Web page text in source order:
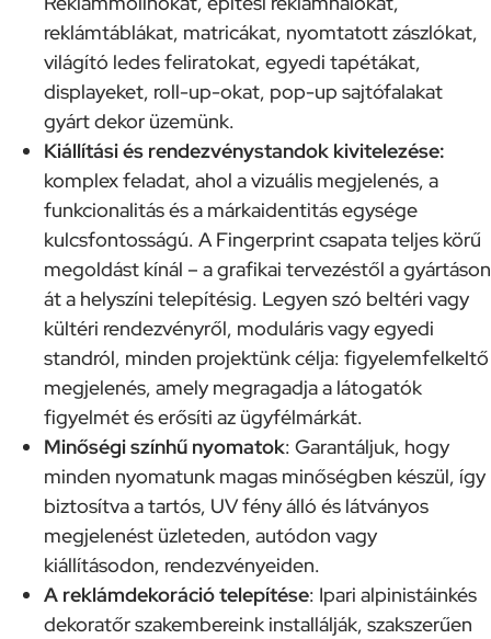
reklámtáblákat, matricákat, nyomtatott zászlókat,
világító ledes feliratokat, egyedi tapétákat,
displayeket, roll-up-okat, pop-up sajtófalakat
gyárt dekor üzemünk.
Kiállítási és rendezvénystandok kivitelezése:
komplex feladat, ahol a vizuális megjelenés, a
funkcionalitás és a márkaidentitás egysége
kulcsfontosságú. A Fingerprint csapata teljes körű
megoldást kínál – a grafikai tervezéstől a gyártáson
át a helyszíni telepítésig. Legyen szó beltéri vagy
kültéri rendezvényről, moduláris vagy egyedi
standról, minden projektünk célja: figyelemfelkeltő
megjelenés, amely megragadja a látogatók
figyelmét és erősíti az ügyfélmárkát.
Minőségi színhű nyomatok: Garantáljuk, hogy
minden nyomatunk magas minőségben készül, így
biztosítva a tartós, UV fény álló és látványos
megjelenést üzleteden, autódon vagy
kiállításodon, rendezvényeiden.
A reklámdekoráció telepítése: Ipari alpinistáinkés
dekoratőr szakembereink installálják, szakszerűen